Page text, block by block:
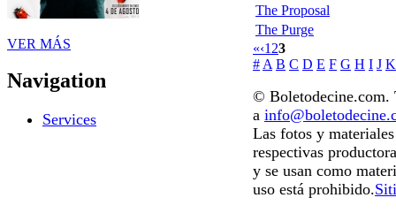
VER MÁS
Navigation
Services
The Proposal
The Purge
«‹1 23
# A B C D E F G H I J K
© Boletodecine.com.
a
Las fotos y
respectivas
y se usan como
uso está prohibido.